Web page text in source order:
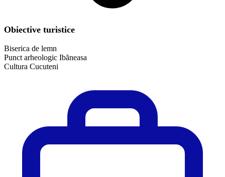
Obiective turistice
Biserica de lemn
Punct arheologic Ibăneasa
Cultura Cucuteni